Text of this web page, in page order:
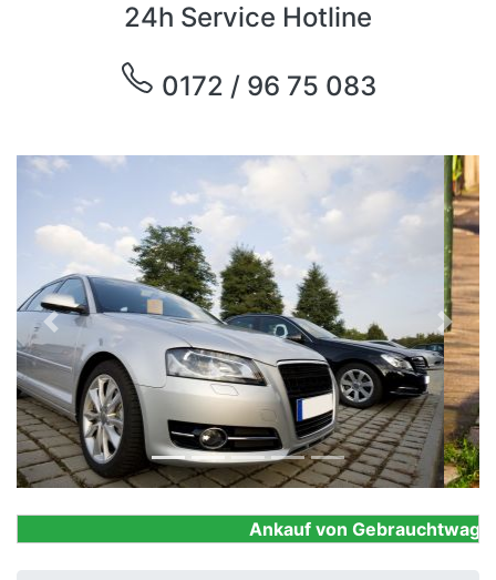
24h Service Hotline
0172 / 96 75 083
Previous Next
Ankauf von